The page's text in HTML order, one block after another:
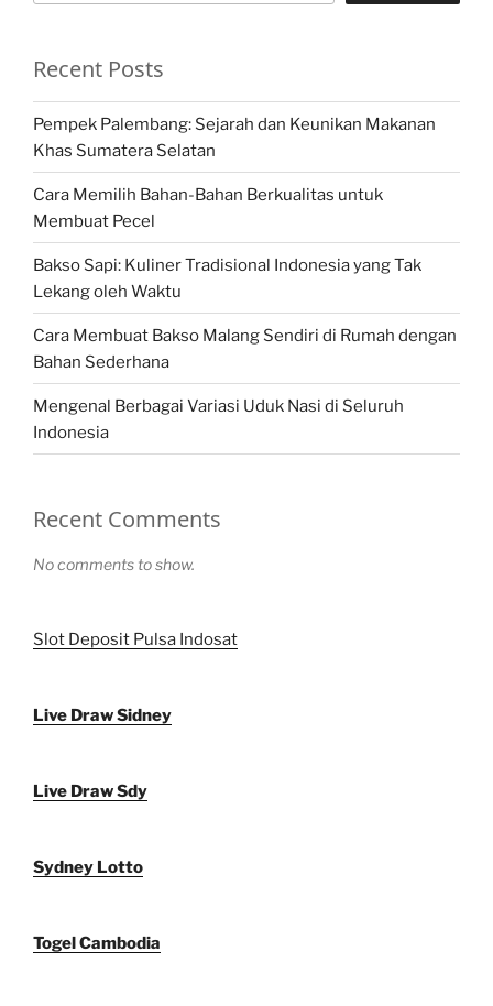
Recent Posts
Pempek Palembang: Sejarah dan Keunikan Makanan
Khas Sumatera Selatan
Cara Memilih Bahan-Bahan Berkualitas untuk
Membuat Pecel
Bakso Sapi: Kuliner Tradisional Indonesia yang Tak
Lekang oleh Waktu
Cara Membuat Bakso Malang Sendiri di Rumah dengan
Bahan Sederhana
Mengenal Berbagai Variasi Uduk Nasi di Seluruh
Indonesia
Recent Comments
No comments to show.
Slot Deposit Pulsa Indosat
Live Draw Sidney
Live Draw Sdy
Sydney Lotto
Togel Cambodia